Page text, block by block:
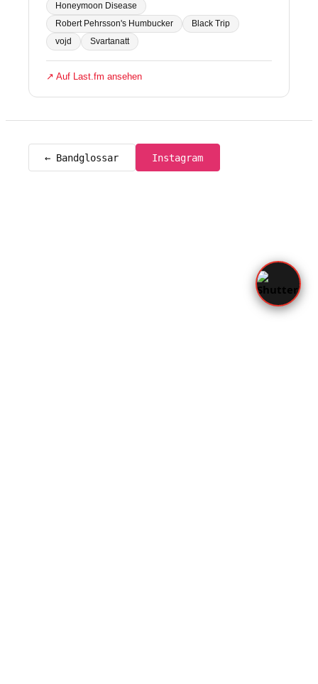
Honeymoon Disease
Robert Pehrsson's Humbucker
Black Trip
vojd
Svartanatt
↗ Auf Last.fm ansehen
← Bandglossar Instagram